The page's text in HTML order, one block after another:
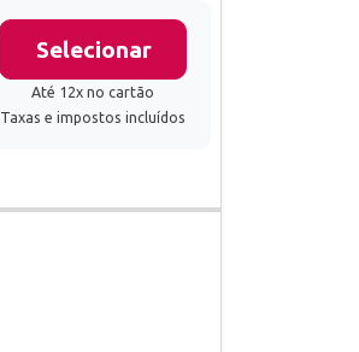
Selecionar
Até 12x no cartão
Taxas e impostos incluídos